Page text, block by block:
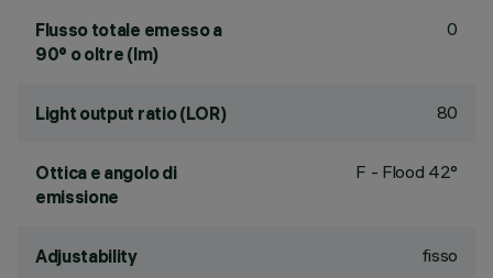
Flusso totale emesso a
90° o oltre (lm)
0
Light output ratio (LOR) 80
Ottica e angolo di
emissione
F - Flood 42°
Adjustability fisso